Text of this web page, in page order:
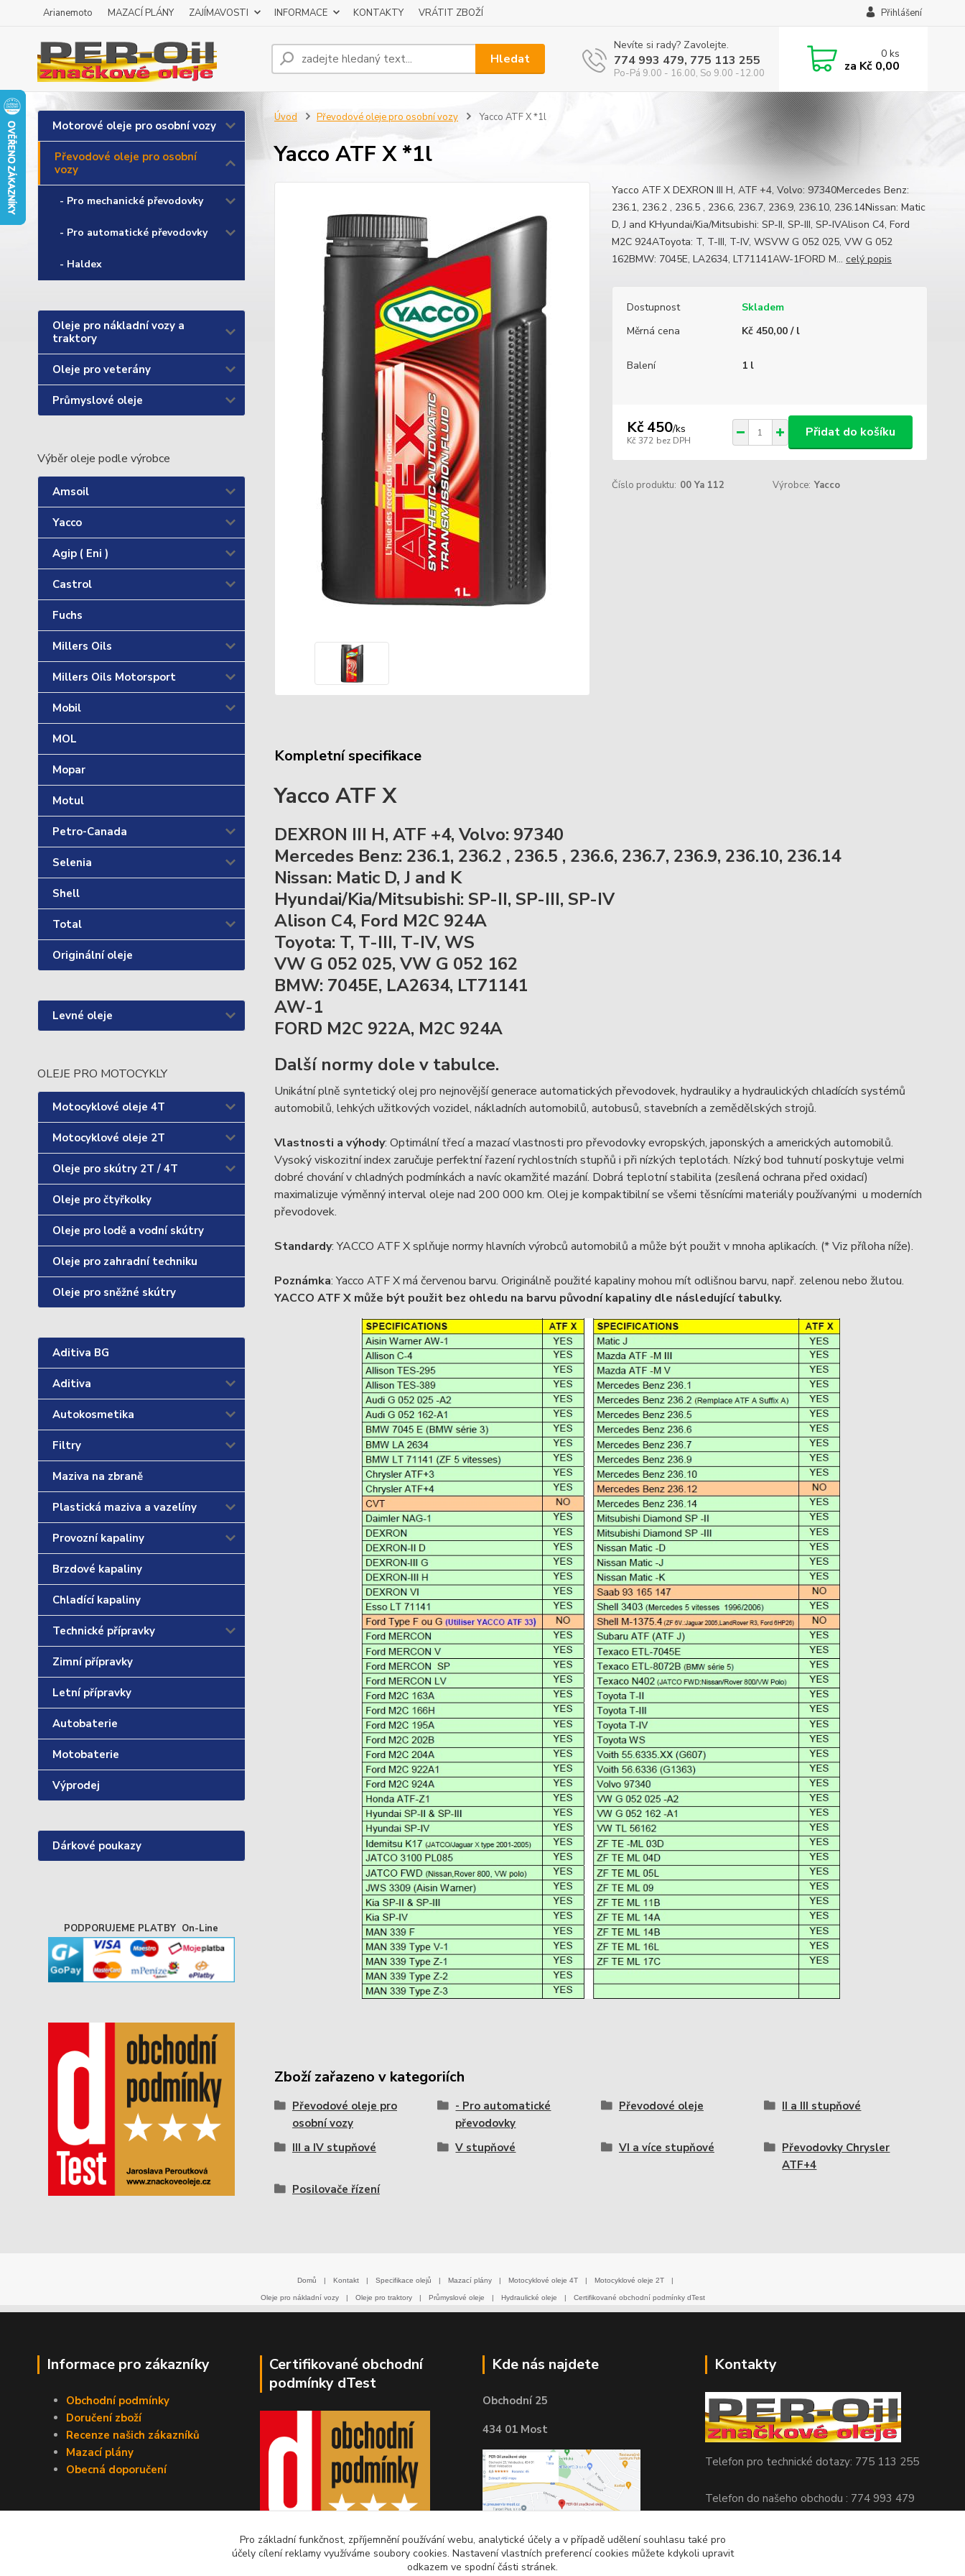
Arianemoto MAZACÍ PLÁNY ZAJÍMAVOSTI INFORMACE KONTAKTY VRÁTIT ZBOŽÍ Přihlášení
Hledat
Nevíte si rady? Zavolejte.
774 993 479, 775 113 255
Po-Pá 9.00 - 16.00, So 9.00 -12.00
0ks
za Kč 0,00
Motorové oleje pro osobní vozy
Převodové oleje pro osobní
vozy
- Pro mechanické převodovky
- Pro automatické převodovky
- Haldex
Oleje pro nákladní vozy a
traktory
Oleje pro veterány
Průmyslové oleje
Výběr oleje podle výrobce
Amsoil
Yacco
Agip ( Eni )
Castrol
Fuchs
Millers Oils
Millers Oils Motorsport
Mobil
MOL
Mopar
Motul
Petro-Canada
Selenia
Shell
Total
Originální oleje
Levné oleje
OLEJE PRO MOTOCYKLY
Motocyklové oleje 4T
Motocyklové oleje 2T
Oleje pro skútry 2T / 4T
Oleje pro čtyřkolky
Oleje pro lodě a vodní skútry
Oleje pro zahradní techniku
Oleje pro sněžné skútry
Aditiva BG
Aditiva
Autokosmetika
Filtry
Maziva na zbraně
Plastická maziva a vazelíny
Provozní kapaliny
Brzdové kapaliny
Chladící kapaliny
Technické přípravky
Zimní přípravky
Letní přípravky
Autobaterie
Motobaterie
Výprodej
Dárkové poukazy
PODPORUJEME PLATBY On-Line
Úvod Převodové oleje pro osobní vozy Yacco ATF X *1l
Yacco ATF X *1l
Yacco ATF X DEXRON III H, ATF +4, Volvo: 97340Mercedes Benz:
236.1, 236.2 , 236.5 , 236.6, 236.7, 236.9, 236.10, 236.14Nissan: Matic
D, J and KHyundai/Kia/Mitsubishi: SP-II, SP-III, SP-IVAlison C4, Ford
M2C 924AToyota: T, T-III, T-IV, WSVW G 052 025, VW G 052
162BMW: 7045E, LA2634, LT71141AW-1FORD M... celý popis
Dostupnost
Skladem
Měrná cena
Kč 450,00 / l
Balení 1 l
Kč 450/ks
Kč 372 bez DPH
Přidat do košíku
Číslo produktu: 00 Ya 112 Výrobce: Yacco
Kompletní specifikace
Yacco ATF X
DEXRON III H, ATF +4, Volvo: 97340
Mercedes Benz: 236.1, 236.2 , 236.5 , 236.6, 236.7, 236.9, 236.10, 236.14
Nissan: Matic D, J and K
Hyundai/Kia/Mitsubishi: SP-II, SP-III, SP-IV
Alison C4, Ford M2C 924A
Toyota: T, T-III, T-IV, WS
VW G 052 025, VW G 052 162
BMW: 7045E, LA2634, LT71141
AW-1
FORD M2C 922A, M2C 924A
Další normy dole v tabulce.
Unikátní plně syntetický olej pro nejnovější generace automatických převodovek, hydrauliky a hydraulických chladících systémů
automobilů, lehkých užitkových vozidel, nákladních automobilů, autobusů, stavebních a zemědělských strojů.
Vlastnosti a výhody: Optimální třecí a mazací vlastnosti pro převodovky evropských, japonských a amerických automobilů.
Vysoký viskozitní index zaručuje perfektní řazení rychlostních stupňů i při nízkých teplotách. Nízký bod tuhnutí poskytuje velmi
dobré chování v chladných podmínkách a navíc okamžité mazání. Dobrá teplotní stabilita (zesílená ochrana před oxidací)
maximalizuje výměnný interval oleje nad 200 000 km. Olej je kompaktibilní se všemi těsnícími materiály používanými u moderních
převodovek.
Standardy: YACCO ATF X splňuje normy hlavních výrobců automobilů a může být použit v mnoha aplikacích. (* Viz příloha níže).
Poznámka: Yacco ATF X má červenou barvu. Originálně použité kapaliny mohou mít odlišnou barvu, např. zelenou nebo žlutou.
YACCO ATF X může být použit bez ohledu na barvu původní kapaliny dle následující tabulky.
Zboží zařazeno v kategoriích
Převodové oleje pro
osobní vozy
- Pro automatické
převodovky
Převodové oleje II a III stupňové
III a IV stupňové V stupňové VI a více stupňové
Převodovky Chrysler
ATF+4
Posilovače řízení
Domů | Kontakt | Specifikace olejů | Mazací plány | Motocyklové oleje 4T | Motocyklové oleje 2T |
Oleje pro nákladní vozy | Oleje pro traktory | Průmyslové oleje | Hydraulické oleje | Certifikované obchodní podmínky dTest
Informace pro zákazníky
Obchodní podmínky
Doručení zboží
Recenze našich zákazníků
Mazací plány
Obecná doporučení
Certifikované obchodní
podmínky dTest
Kde nás najdete
Obchodní 25
434 01 Most
Kontakty
Telefon pro technické dotazy: 775 113 255
Telefon do našeho obchodu : 774 993 479
Pro základní funkčnost, zpříjemnění používání webu, analytické účely a v případě udělení souhlasu také pro
účely cílení reklamy využíváme soubory cookies. Nastavení vlastních preferencí cookies můžete kdykoli upravit
odkazem ve spodní části stránek.